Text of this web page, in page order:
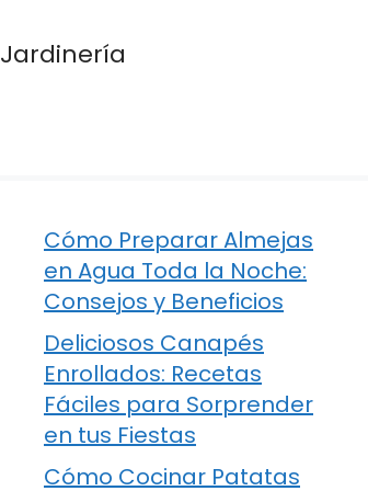
Jardinería
Cómo Preparar Almejas
en Agua Toda la Noche:
Consejos y Beneficios
Deliciosos Canapés
Enrollados: Recetas
Fáciles para Sorprender
en tus Fiestas
Cómo Cocinar Patatas